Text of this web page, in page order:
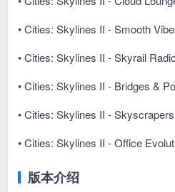
• Cities: Skylines II - Smooth
• Cities: Skylines II - Skyrail
• Cities: Skylines II - Bridges &
• Cities: Skylines II -
• Cities: Skylines II - Office
版本介绍